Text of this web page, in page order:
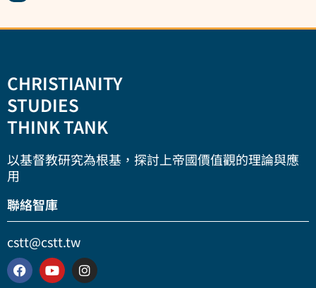
CHRISTIANITY
STUDIES
THINK TANK
以基督教研究為根基，探討上帝國價值觀的理論與應
用
聯絡智庫
cstt@cstt.tw